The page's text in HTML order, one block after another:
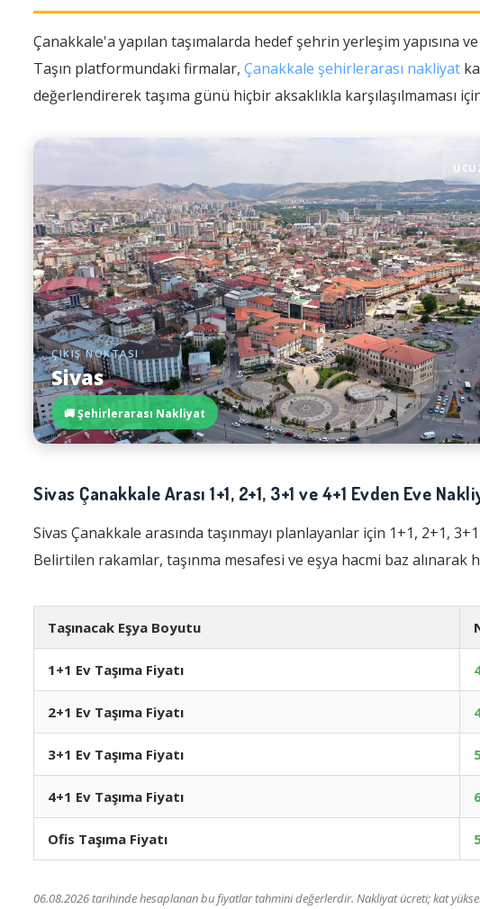
Çanakkale'a yapılan taşımalarda hedef şehrin yerleşim yapısına
Taşın platformundaki firmalar, Çanakkale şehirlerarası nakliyat
değerlendirerek taşıma günü hiçbir aksaklıkla karşılaşılmaması
ÇIKIŞ NOKTASI
Sivas
🚚 Şehirlerarası Nakliyat
Sivas Çanakkale Arası 1+1, 2+1, 3+1 ve 4+1 Evden Eve
Sivas Çanakkale arasında taşınmayı planlayanlar için 1+1, 2+1,
Belirtilen rakamlar, taşınma mesafesi ve eşya hacmi baz alınarak
Taşınacak Eşya Boyutu
1+1 Ev Taşıma Fiyatı
2+1 Ev Taşıma Fiyatı
3+1 Ev Taşıma Fiyatı
4+1 Ev Taşıma Fiyatı
Ofis Taşıma Fiyatı
06.08.2026 tarihinde hesaplanan bu fiyatlar tahmini değerlerdir. Nakliyat ücreti; kat